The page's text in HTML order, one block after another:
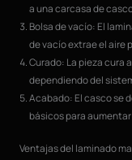
a una carcasa de
Bolsa de vacío: El
de vacío extrae el aire
Curado: La pieza cura
dependiendo del
Acabado: El casco se
básicos para
Ventajas del laminado